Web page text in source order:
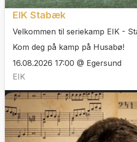
EIK Stabæk
Velkommen til seriekamp EIK -
Kom deg på kamp på Husabø!
16.08.2026 17:00 @ Egersund
EIK